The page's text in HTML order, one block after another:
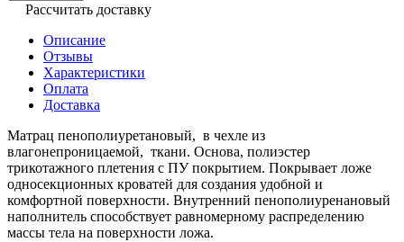
Рассчитать доставку
Описание
Отзывы
Характеристики
Оплата
Доставка
Матрац пенополиуретановый, в чехле из
влагонепроницаемой, ткани. Основа, полиэстер
трикотажного плетения с ПУ покрытием. Покрывает ложе
односекционных кроватей для создания удобной и
комфортной поверхности. Внутренний пенополиуренановый
наполнитель способствует равномерному распределению
массы тела на поверхности ложа.